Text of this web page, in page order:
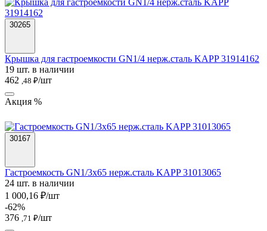
30265
Крышка для гастроемкости GN1/4 нерж.сталь KAPP 31914162
19 шт. в наличии
462 ,48 ₽/шт
Акция %
30167
Гастроемкость GN1/3х65 нерж.сталь KAPP 31013065
24 шт. в наличии
1 000,16 ₽/шт
-62%
376 ,71 ₽/шт